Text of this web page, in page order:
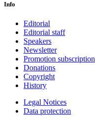
Info
Editorial
Editorial staff
Speakers
Newsletter
Promotion subscription
Donations
Copyright
History
Legal Notices
Data protec­tion